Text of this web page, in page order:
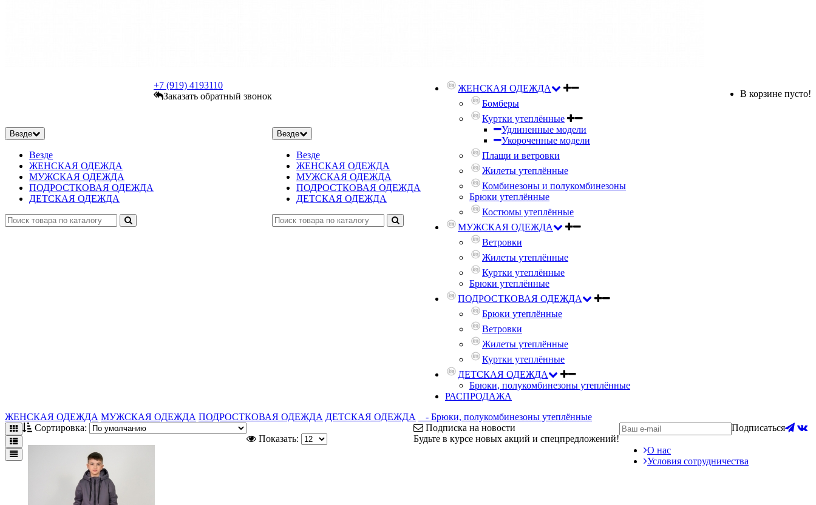
Везде
Везде
ЖЕНСКАЯ ОДЕЖДА
МУЖСКАЯ ОДЕЖДА
ПОДРОСТКОВАЯ ОДЕЖДА
ДЕТСКАЯ ОДЕЖДА
+7 (919) 4193110
Заказать обратный звонок
Везде
Везде
ЖЕНСКАЯ ОДЕЖДА
МУЖСКАЯ ОДЕЖДА
ПОДРОСТКОВАЯ ОДЕЖДА
ДЕТСКАЯ ОДЕЖДА
ЖЕНСКАЯ ОДЕЖДА
Бомберы
Куртки утеплённые
Удлиненные модели
Укороченные модели
Плащи и ветровки
Жилеты утеплённые
Комбинезоны и полукомбинезоны
Брюки утеплённые
Костюмы утеплённые
МУЖСКАЯ ОДЕЖДА
Ветровки
Жилеты утеплённые
Куртки утеплённые
Брюки утеплённые
ПОДРОСТКОВАЯ ОДЕЖДА
Брюки утеплённые
Ветровки
Жилеты утеплённые
Куртки утеплённые
ДЕТСКАЯ ОДЕЖДА
Брюки, полукомбинезоны утеплённые
РАСПРОДАЖА
В корзине пусто!
ЖЕНСКАЯ ОДЕЖДА МУЖСКАЯ ОДЕЖДА ПОДРОСТКОВАЯ ОДЕЖДА ДЕТСКАЯ ОДЕЖДА
- Брюки, полукомбинезоны утеплённые
Сортировка:
Показать:
Подписка на новости
Будьте в курсе новых акций и спецпредложений!
Подписаться
О нас
Условия сотрудничества